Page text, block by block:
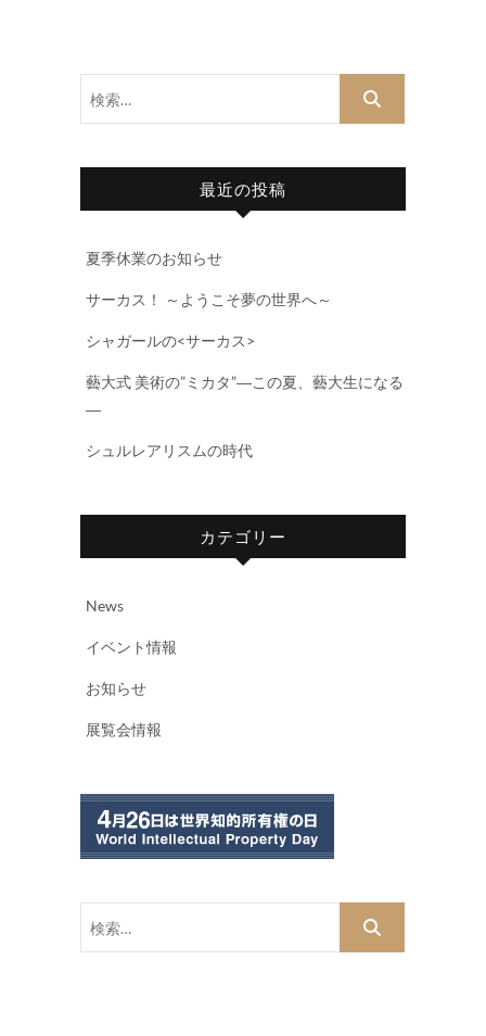
最近の投稿
夏季休業のお知らせ
サーカス！ ～ようこそ夢の世界へ～
シャガールの<サーカス>
藝大式 美術の”ミカタ”―この夏、藝大生になる
―
シュルレアリスムの時代
カテゴリー
News
イベント情報
お知らせ
展覧会情報